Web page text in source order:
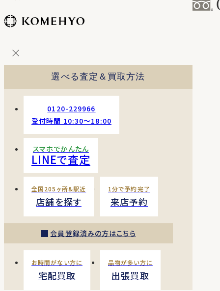
ン
選べる査定＆買取方法
0120-229966
受付時間 10:30〜18:00
スマホでかんたん
LINEで査定
全国205ヶ所&駅近
店舗を探す
1分で予約完了
来店予約
会員登録済みの方はこちら
お時間がない方に
宅配買取
品物が多い方に
出張買取